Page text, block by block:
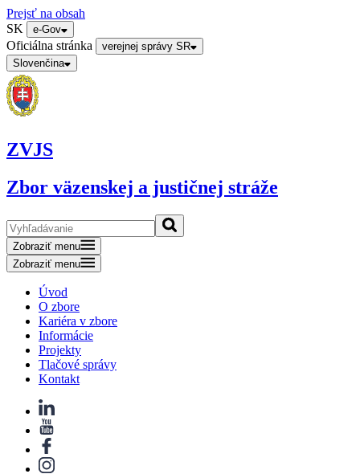
Prejsť na obsah
SK
e-Gov
Oficiálna stránka
verejnej správy SR
Slovenčina
ZVJS
Zbor väzenskej a justičnej stráže
Zobraziť menu
Zobraziť menu
Úvod
O zbore
Kariéra v zbore
Informácie
Projekty
Tlačové správy
Kontakt